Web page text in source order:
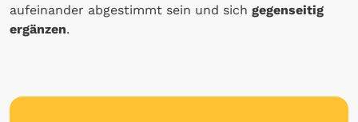
aufeinander abgestimmt sein und sich gegenseitig
ergänzen.